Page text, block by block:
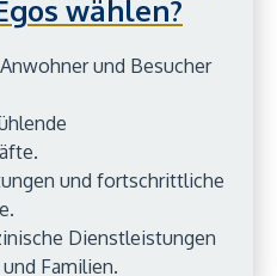
wählen?
und Besucher
und fortschrittliche
Dienstleistungen
Familien.